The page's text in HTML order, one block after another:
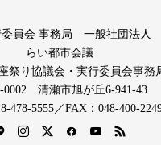
委員会 事務局 一般社団法人
らい都市会議
祭り協議会・実行委員会事務
0002 清瀬市旭が丘6-941-43
478-5555／FAX：048-400-